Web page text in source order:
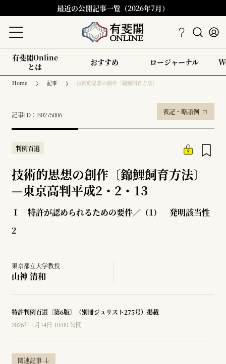
最近の公開記事一覧（2026年7月）
有斐閣Online
とは
おすすめ ロージャーナル
Home 記事 技術的思想の創作〔錦鯉飼育方法〕
記事ID：B0275006 表記・略語例
判例百選
技術的思想の創作〔錦鯉飼育方法〕
—東京高判平成2・2・13
Ⅰ 特許が認められるための要件／（1） 発明該当性
2
東京都立大学教授
山神 清和
特許判例百選〔第6版〕（別冊ジュリスト275号）掲載
2026年 1月14日 10:00 公開
関連記事